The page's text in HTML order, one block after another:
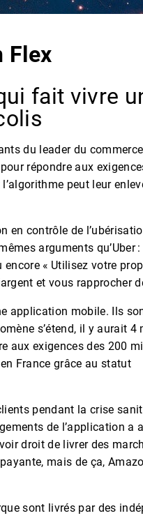
Flex
fait vivre
du leader du
répondre aux
peut leur
en contrôle de
arguments qu’Uber
« Utilisez votre
et vous rapprocher
application mobile. Ils
s’étend, il y aurait 4
aux exigences des 200
France grâce au statut
pendant la crise
de l’application a
droit de livrer des
mais de ça,
sont livrés par des